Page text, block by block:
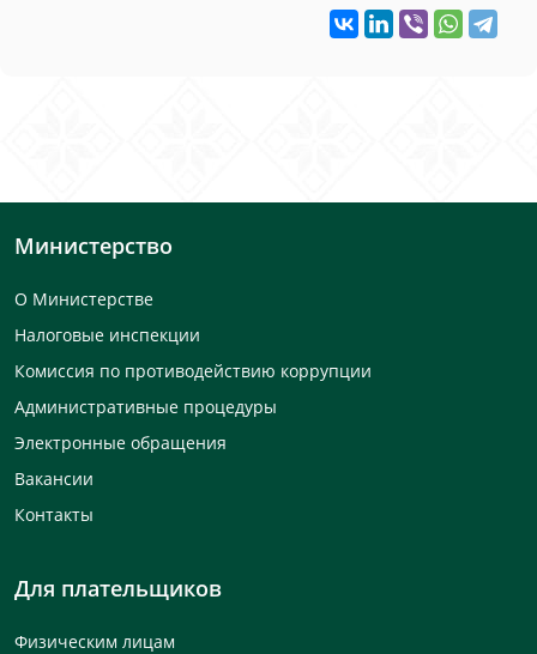
Министерство
О Министерстве
Налоговые инспекции
Комиссия по противодействию коррупции
Административные процедуры
Электронные обращения
Вакансии
Контакты
Для плательщиков
Физическим лицам